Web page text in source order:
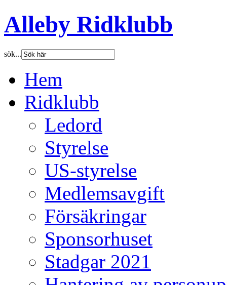
Alleby Ridklubb
sök...
Hem
Ridklubb
Ledord
Styrelse
US-styrelse
Medlemsavgift
Försäkringar
Sponsorhuset
Stadgar 2021